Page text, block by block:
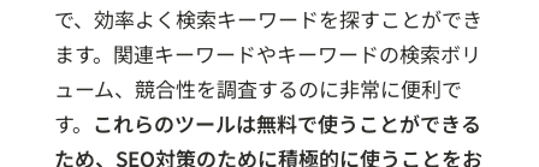
で、効率よく検索キーワードを探すことができ
ます。関連キーワードやキーワードの検索ボリ
ューム、競合性を調査するのに非常に便利で
す。 これらのツールは無料で使うことができる
ため、SEO対策のために積極的に使うことをお